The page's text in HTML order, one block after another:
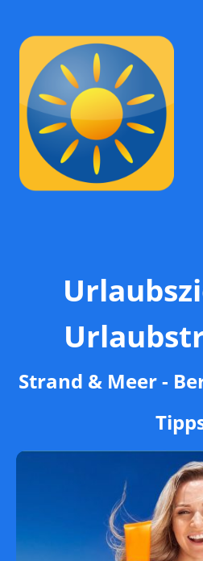
Strand & Meer -